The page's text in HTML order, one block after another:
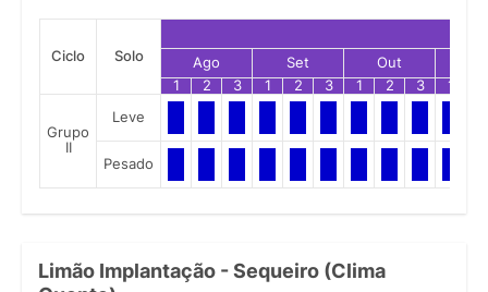
Ciclo Solo Ago Set Out
1
2 3 1 2 3 1 2 3 1
Grupo
II
Leve
Pesado
Limão Implantação - Sequeiro (Clima